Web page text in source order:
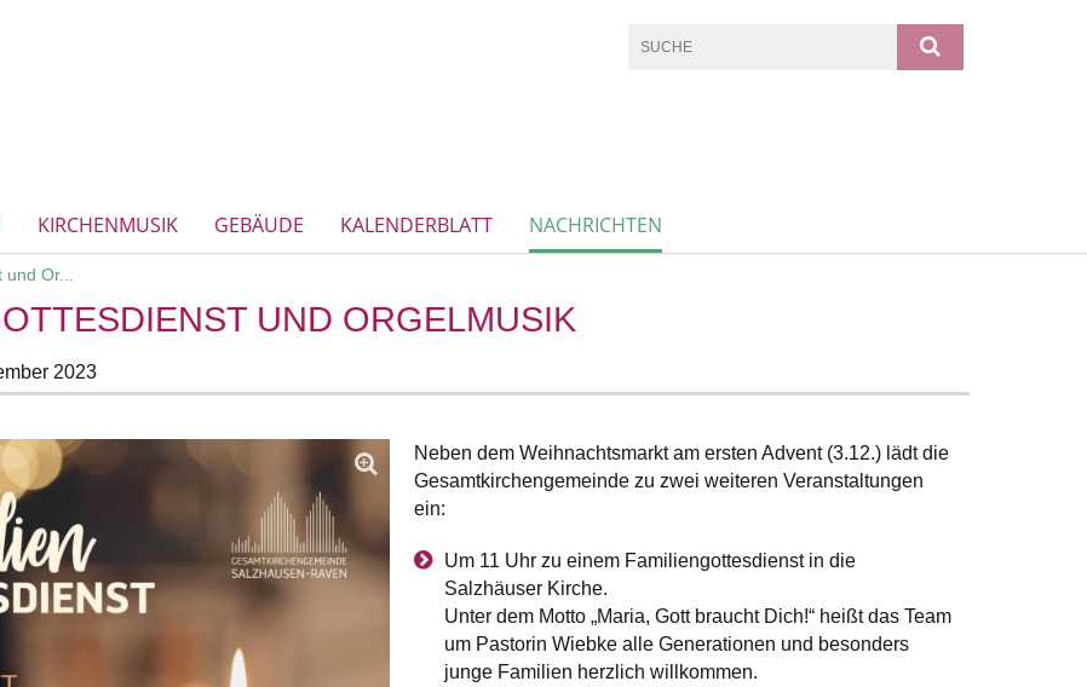
KIRCHENMUSIK GEBÄUDE KALENDERBLATT NACHRICHTEN
Or...
UND ORGELMUSIK
2023
Neben dem Weihnachtsmarkt am ersten Advent (3.12.) lädt die
Gesamtkirchengemeinde zu zwei weiteren Veranstaltungen
ein:
Um 11 Uhr zu einem Familiengottesdienst in die
Salzhäuser Kirche.
Unter dem Motto „Maria, Gott braucht Dich!“ heißt das Team
um Pastorin Wiebke alle Generationen und besonders
junge Familien herzlich willkommen.